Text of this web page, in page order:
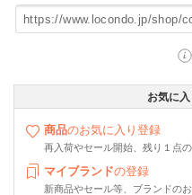
お気に
商品のお気に入り登録
再入荷やセール開始、残り１点
マイブランドの登録
新商品やセール等、ブランドの